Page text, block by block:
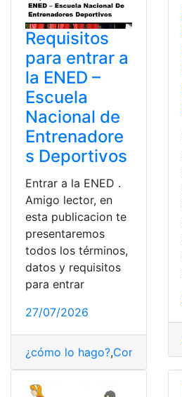
Requisitos
para entrar a
la ENED –
Escuela
Nacional de
Entrenadore
s Deportivos
Entrar a la ENED .
Amigo lector, en
esta publicacion te
presentaremos
todos los términos,
datos y requisitos
para entrar
27/07/2026
¿cómo lo hago?,Consultas